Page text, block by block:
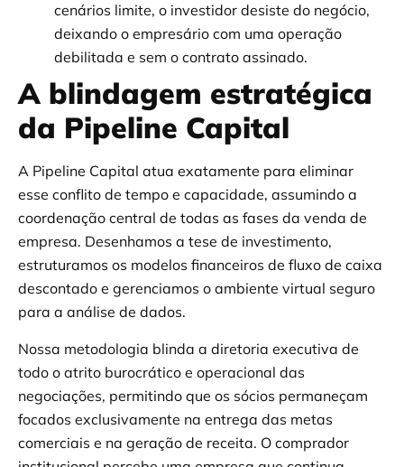
cenários limite, o investidor desiste do negócio,
deixando o empresário com uma operação
debilitada e sem o contrato assinado.
A blindagem estratégica
da Pipeline Capital
A Pipeline Capital atua exatamente para eliminar
esse conflito de tempo e capacidade, assumindo a
coordenação central de todas as fases da venda de
empresa. Desenhamos a tese de investimento,
estruturamos os modelos financeiros de fluxo de caixa
descontado e gerenciamos o ambiente virtual seguro
para a análise de dados.
Nossa metodologia blinda a diretoria executiva de
todo o atrito burocrático e operacional das
negociações, permitindo que os sócios permaneçam
focados exclusivamente na entrega das metas
comerciais e na geração de receita. O comprador